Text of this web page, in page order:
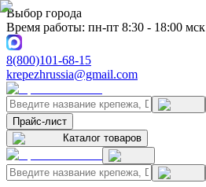
Выбор города
Время работы: пн-пт 8:30 - 18:00 мск
8(800)101-68-15
krepezhrussia@gmail.com
Прайс-лист
Каталог товаров